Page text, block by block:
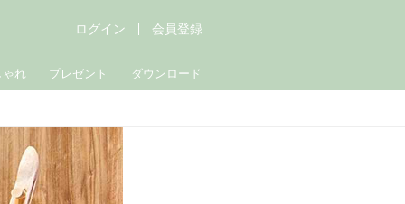
ゃれ プレゼント ダウンロード
ログイン 会員登録